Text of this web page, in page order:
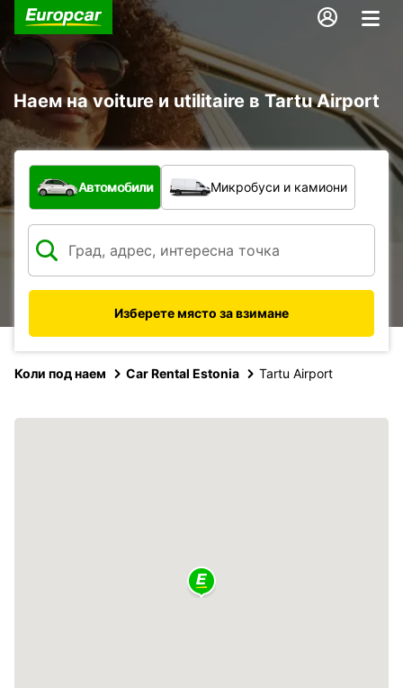
Наем на voiture и utilitaire в Tartu Airport
С какво превозно средство?
Автомобили Микробуси и камиони
Изберете място за взимане
Коли под наем Car Rental Estonia Tartu Airport